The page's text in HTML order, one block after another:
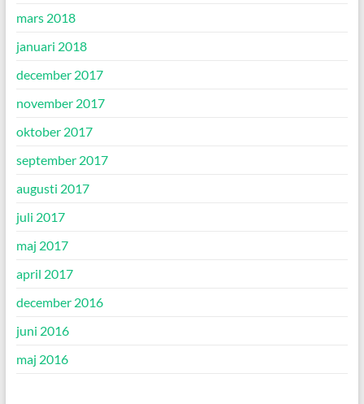
mars 2018
januari 2018
december 2017
november 2017
oktober 2017
september 2017
augusti 2017
juli 2017
maj 2017
april 2017
december 2016
juni 2016
maj 2016